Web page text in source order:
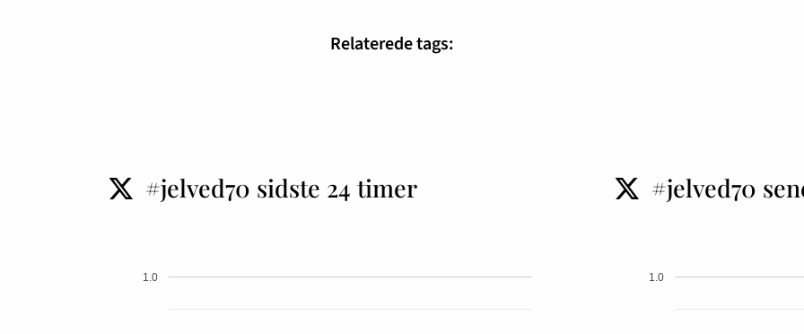
Relaterede tags:
t #jelved70 sidste 24 timer
1.0
t #jelved70
1.0